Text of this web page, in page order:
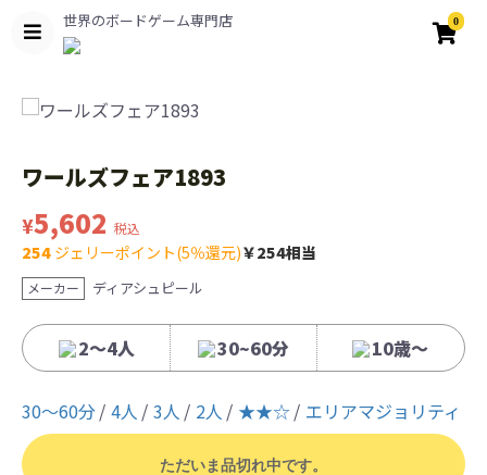
世界のボードゲーム専門店 0
ワールズフェア1893
¥5,602 税込
254 ジェリーポイント(5％還元)￥254相当
メーカー ディアシュピール
2～4人 30~60分 10歳〜
30〜60分 4人 3人 2人 ★★☆ エリアマジョリティ
ただいま品切れ中です。